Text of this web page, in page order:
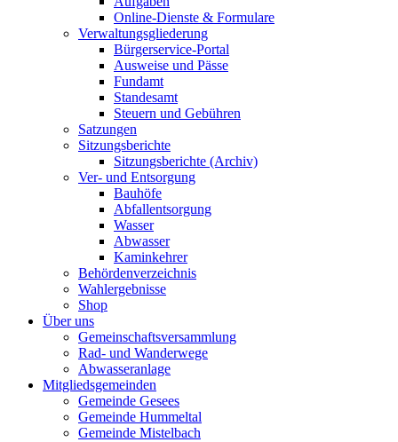
Online-Dienste & Formulare
Verwaltungsgliederung
Bürgerservice-Portal
Ausweise und Pässe
Fundamt
Standesamt
Steuern und Gebühren
Satzungen
Sitzungsberichte
Sitzungsberichte (Archiv)
Ver- und Entsorgung
Bauhöfe
Abfallentsorgung
Wasser
Abwasser
Kaminkehrer
Behördenverzeichnis
Wahlergebnisse
Shop
Über uns
Gemeinschaftsversammlung
Rad- und Wanderwege
Abwasseranlage
Mitgliedsgemeinden
Gemeinde Gesees
Gemeinde Hummeltal
Gemeinde Mistelbach